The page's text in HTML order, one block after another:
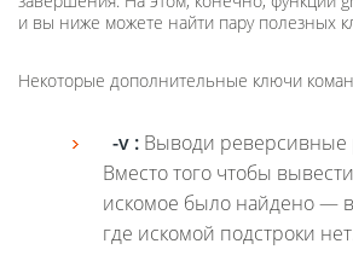
и вы ниже можете найти пару полезных
Некоторые дополнительные ключи
-v : Выводи реверсивные
Вместо того чтобы
искомое было найдено —
где искомой подстроки